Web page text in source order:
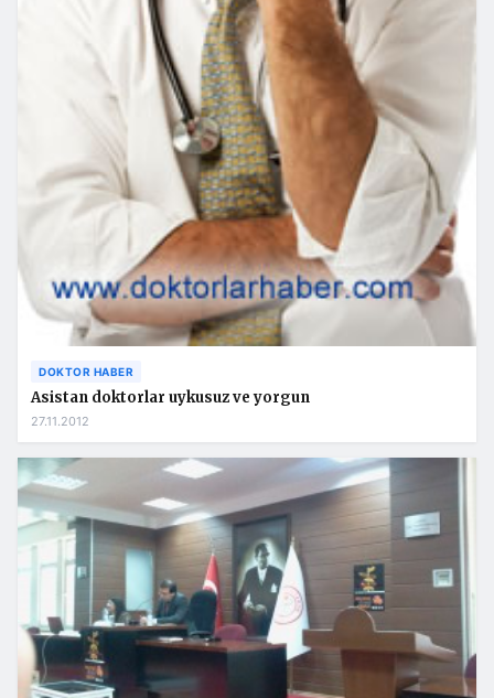
DOKTOR HABER
Asistan doktorlar uykusuz ve yorgun
27.11.2012